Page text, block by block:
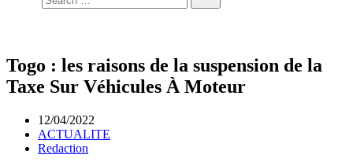
Togo : les raisons de la suspension de la
Taxe Sur Véhicules À Moteur
12/04/2022
ACTUALITE
Redaction